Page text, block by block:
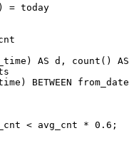
= today
AS d, count () AS
BETWEEN
< avg_cnt * 0 . 6 ;